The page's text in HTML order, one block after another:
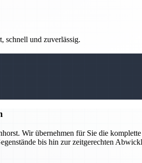
schnell und zuverlässig.
Wir übernehmen für Sie die
bis hin zur zeitgerechten